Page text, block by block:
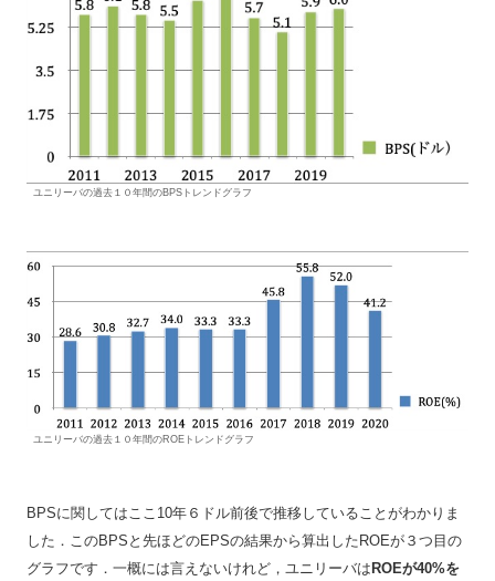
ユニリーバの過去１０年間のBPSトレンドグラフ
ユニリーバの過去１０年間のROEトレンドグラフ
BPSに関してはここ10年６ドル前後で推移していることがわかりま
した．このBPSと先ほどのEPSの結果から算出したROEが３つ目の
グラフです．一概には言えないけれど，ユニリーバは ROEが40%を